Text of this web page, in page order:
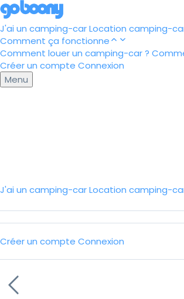
J'ai un camping-carLocation camping-
Comment ça fonctionne
Comment louer un camping-car ?
Créer un compte Connexion
Menu
J'ai un camping-carLocation camping-
Créer un compte Connexion